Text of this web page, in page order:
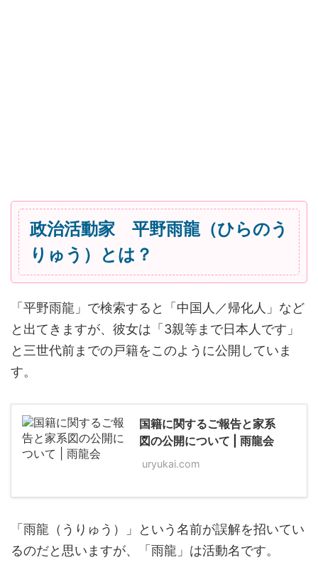
政治活動家 平野雨龍（ひらのう
りゅう）とは？
「平野雨龍」で検索すると「中国人／帰化人」など
と出てきますが、彼女は「3親等まで日本人です」
と三世代前までの戸籍をこのように公開していま
す。
国籍に関するご報告と家系
図の公開について | 雨龍会
uryukai.com
「雨龍（うりゅう）」という名前が誤解を招いてい
るのだと思いますが、「雨龍」は活動名です。